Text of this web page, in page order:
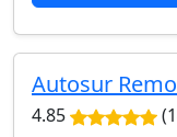
Autosur
4.85